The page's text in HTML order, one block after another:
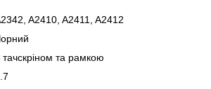
A2410, A2411, A2412
тачскріном та рамкою